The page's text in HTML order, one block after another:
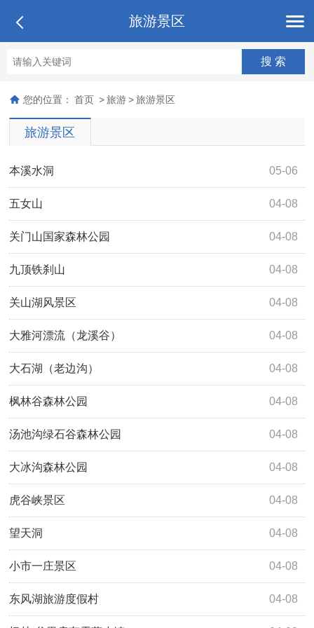
旅游景区
您的位置： 首页 > 旅游 > 旅游景区
旅游景区
05-06
本溪水洞
04-08
五女山
04-08
关门山国家森林公园
04-08
九顶铁刹山
04-08
关山湖风景区
04-08
大雅河漂流（龙溪谷）
04-08
大石湖（老边沟）
04-08
枫林谷森林公园
04-08
汤池沟绿石谷森林公园
04-08
大冰沟森林公园
04-08
虎谷峡景区
04-08
望天洞
04-08
小市一庄景区
04-08
东风湖旅游度假村